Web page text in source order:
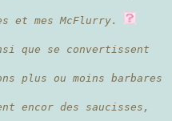
et mes McFlurry.
que se convertissent
plus ou moins barbares
encor des saucisses,